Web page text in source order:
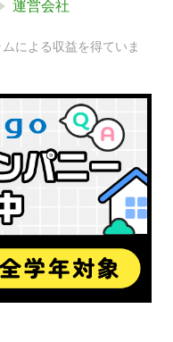
運営会社
による収益を得ていま